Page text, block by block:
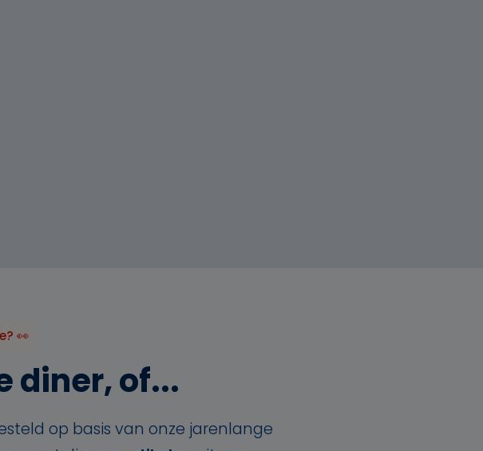
👀
diner, of...
op basis van onze jarenlange